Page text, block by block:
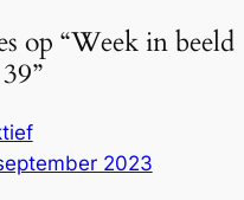
op “Week in beeld
2023